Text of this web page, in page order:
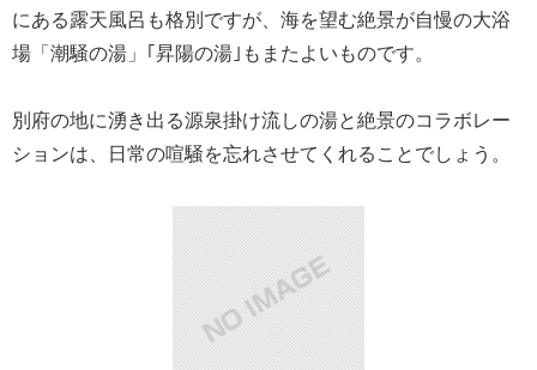
にある露天風呂も格別ですが、海を望む絶景が自慢の大浴
場「潮騒の湯」｢昇陽の湯｣もまたよいものです。
別府の地に湧き出る源泉掛け流しの湯と絶景のコラボレー
ションは、日常の喧騒を忘れさせてくれることでしょう。